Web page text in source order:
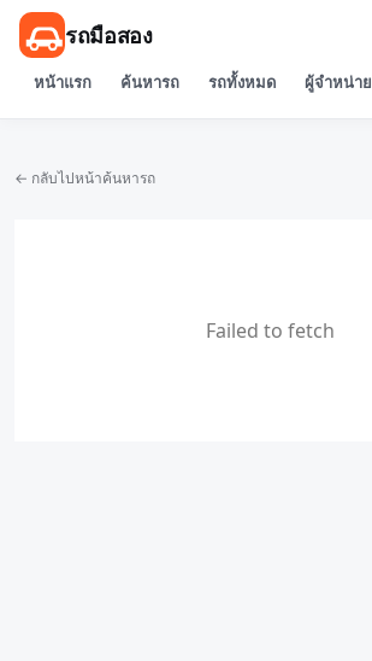
รถมือสอง
หน้าแรก ค้นหารถ รถทั้งหมด ผู้จำหน่าย
← กลับไปหน้าค้นหารถ
Failed to fetch